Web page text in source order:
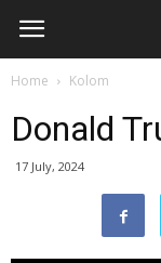
Home Kolom
Donald
17 July, 2024